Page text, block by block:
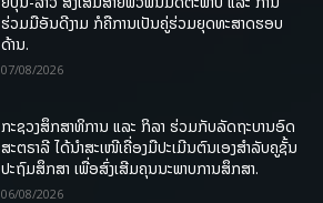
ຮ່ວມມືອັນດີງາມ ກໍຄືການເປັນຄູ່ຮ່ວມຍຸດທະສາດຮອບ
ດ້ານ.
07/08/2026
ກະຊວງສຶກສາທິການ ແລະ ກິລາ ຮ່ວມກັບລັດຖະບານອົດ
ສະຕຣາລີ ໄດ້ນຳສະເໜີເຄື່ອງມືປະເມີນຕົນເອງສຳລັບຄູຊັ້ນ
ປະຖົມສຶກສາ ເພື່ອສົ່ງເສີມຄຸນນະພາບການສຶກສາ.
06/08/2026